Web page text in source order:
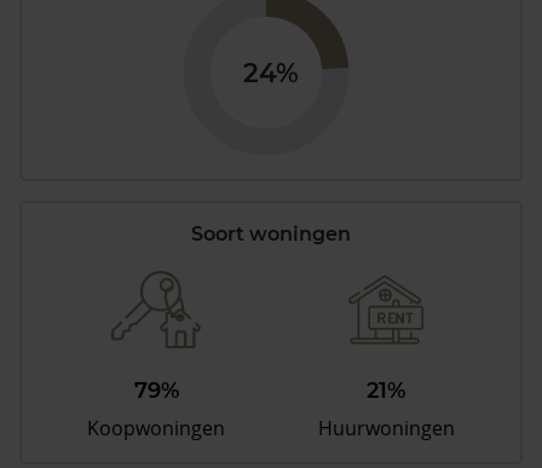
24%
Soort woningen
79%
Koopwoningen
21%
Huurwoningen